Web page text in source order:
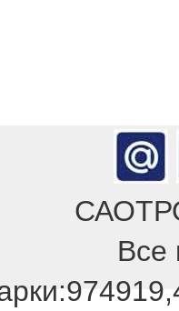
Все